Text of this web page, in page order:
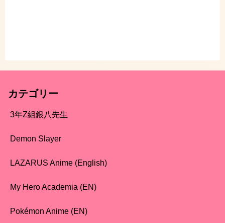
カテゴリー
3年Z組銀八先生
Demon Slayer
LAZARUS Anime (English)
My Hero Academia (EN)
Pokémon Anime (EN)